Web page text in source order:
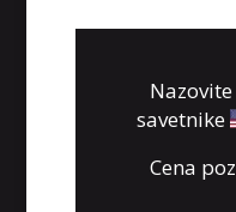
savetnike
Cena